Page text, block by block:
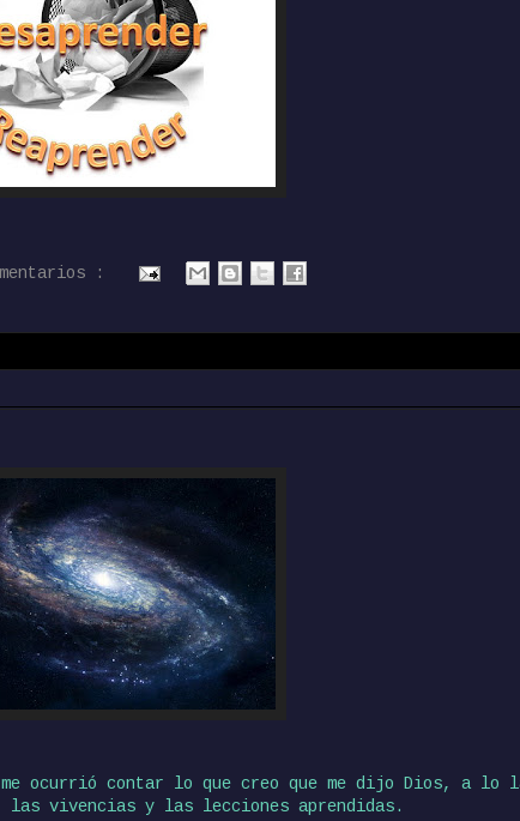
:
me ocurrió contar lo que creo que me dijo Dios, a lo
vivencias y las lecciones aprendidas.